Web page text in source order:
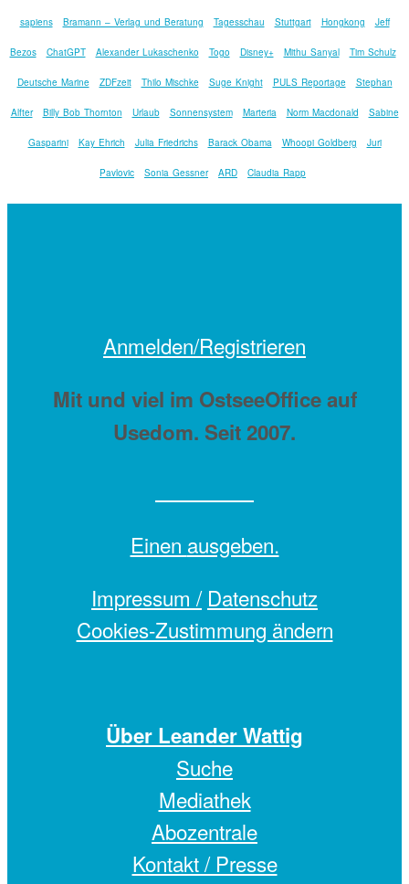
sapiens Bramann – Verlag und Beratung Tagesschau Stuttgart Hongkong Jeff
Bezos ChatGPT Alexander Lukaschenko Togo Disney+ Mithu Sanyal Tim Schulz
Deutsche Marine ZDFzeit Thilo Mischke Suge Knight PULS Reportage Stephan
Alfter Billy Bob Thornton Urlaub Sonnensystem Marteria Norm Macdonald Sabine
Gasparini Kay Ehrich Julia Friedrichs Barack Obama Whoopi Goldberg Juri
Pavlovic Sonia Gessner ARD Claudia Rapp
Anmelden/Registrieren
Mit und viel im OstseeOffice auf
Usedom. Seit 2007.
Einen ausgeben.
Impressum / Datenschutz
Cookies-Zustimmung ändern
Über Leander Wattig
Suche
Mediathek
Abozentrale
Kontakt / Presse